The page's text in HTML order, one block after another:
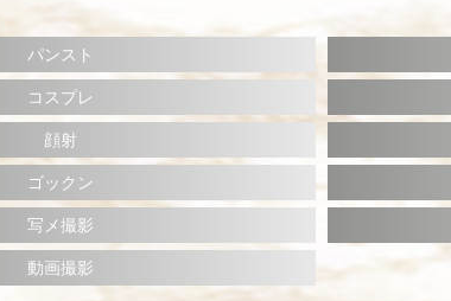
パンスト
コスプレ
顔射
ゴックン
写メ撮影
動画撮影